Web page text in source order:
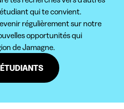
qui te convient.
régulièrement sur notre
opportunités qui
de Jamagne.